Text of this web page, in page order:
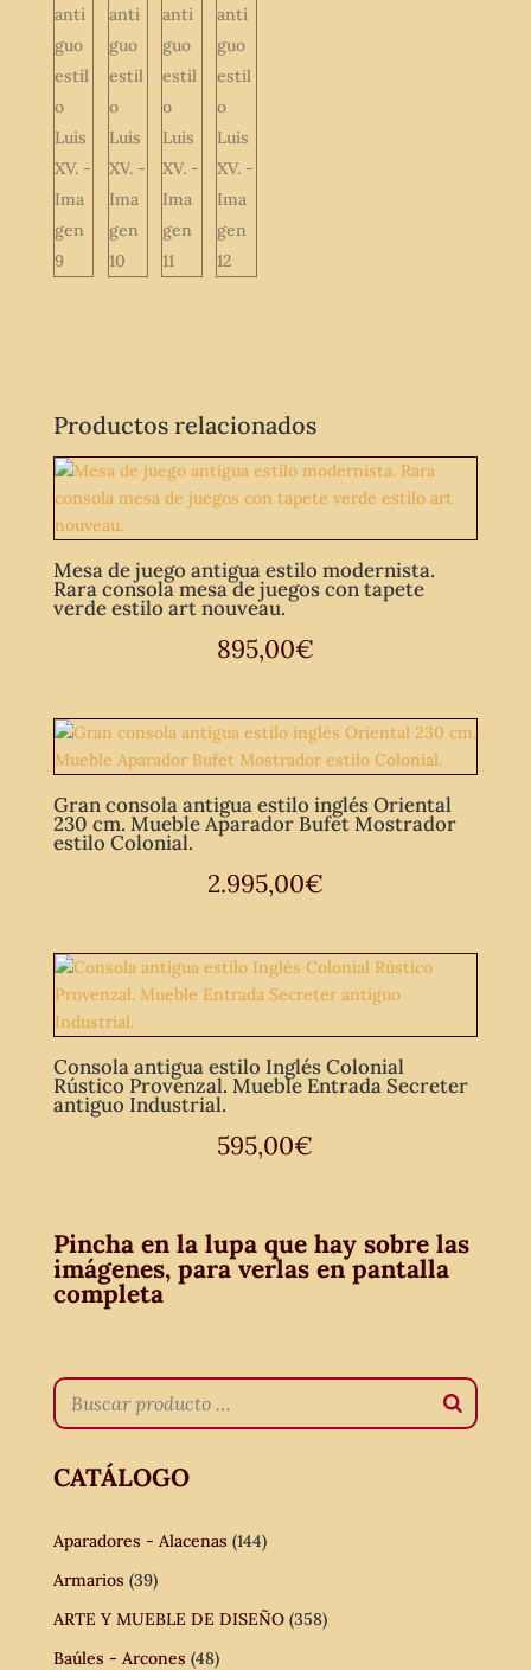
Productos relacionados
Mesa de juego antigua estilo modernista.
Rara consola mesa de juegos con tapete
verde estilo art nouveau.
895,00€
Gran consola antigua estilo inglés Oriental
230 cm. Mueble Aparador Bufet Mostrador
estilo Colonial.
2.995,00€
Consola antigua estilo Inglés Colonial
Rústico Provenzal. Mueble Entrada Secreter
antiguo Industrial.
595,00€
Pincha en la lupa que hay sobre las
imágenes, para verlas en pantalla
completa
CATÁLOGO
Aparadores - Alacenas (144)
Armarios (39)
ARTE Y MUEBLE DE DISEÑO (358)
Baúles - Arcones (48)